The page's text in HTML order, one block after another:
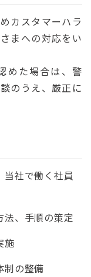
カスタマーハラ
まへの対応をい
めた場合は、警
のうえ、厳正に
当社で働く社員
法、手順の策定
施
制の整備